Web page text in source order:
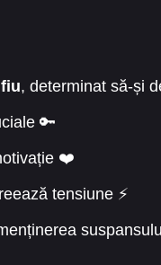
, determinat să-și
🔑
❤️
tensiune ⚡